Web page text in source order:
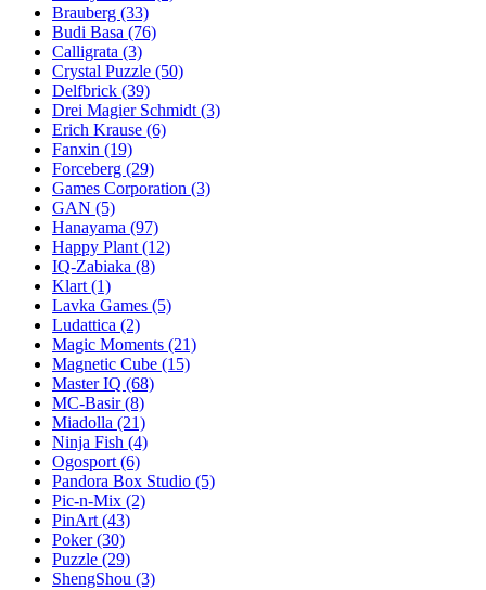
Brauberg (33)
Budi Basa (76)
Calligrata (3)
Crystal Puzzle (50)
Delfbrick (39)
Drei Magier Schmidt (3)
Erich Krause (6)
Fanxin (19)
Forceberg (29)
Games Corporation (3)
GAN (5)
Hanayama (97)
Happy Plant (12)
IQ-Zabiaka (8)
Klart (1)
Lavka Games (5)
Ludattica (2)
Magic Moments (21)
Magnetic Cube (15)
Master IQ (68)
MC-Basir(8)
Miadolla (21)
Ninja Fish (4)
Ogosport (6)
Pandora Box Studio (5)
Pic-n-Mix (2)
PinArt (43)
Poker(30)
Puzzle (29)
ShengShou (3)